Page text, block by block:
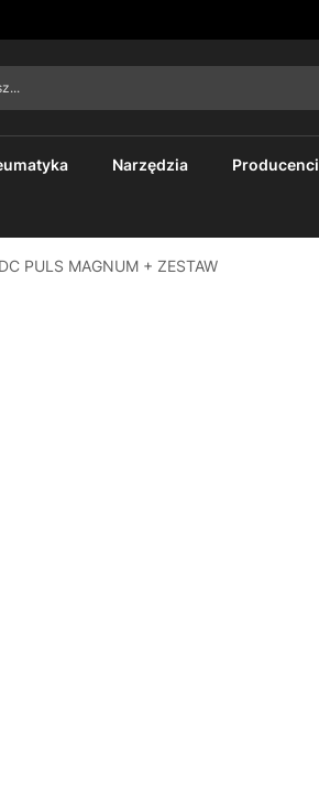
Narzędzia Producenci
PULS MAGNUM + ZESTAW